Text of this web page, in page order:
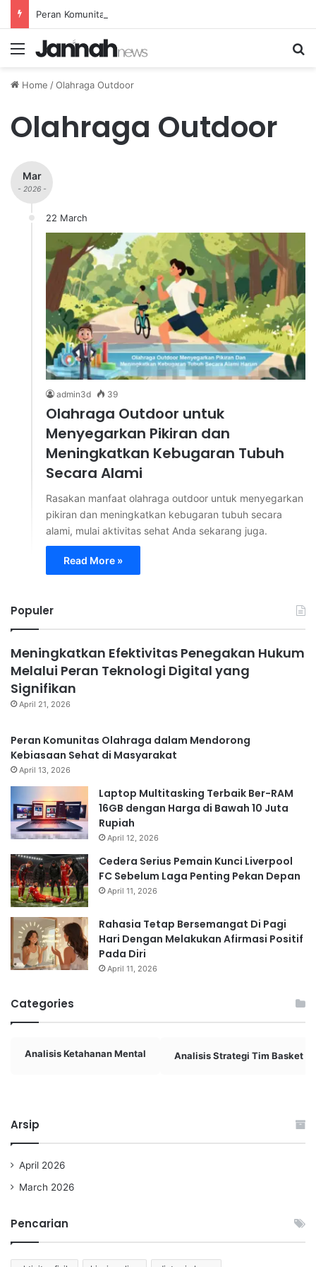
Menu
Home /Olahraga Outdoor
Olahraga Outdoor
Mar
- 2026 -
22 March
admin3d 39
Olahraga Outdoor untuk
Menyegarkan Pikiran dan
Meningkatkan Kebugaran Tubuh
Secara Alami
Rasakan manfaat olahraga outdoor untuk menyegarkan
pikiran dan meningkatkan kebugaran tubuh secara
alami, mulai aktivitas sehat Anda sekarang juga.
Read More »
Populer
Meningkatkan Efektivitas Penegakan Hukum
Melalui Peran Teknologi Digital yang
Signifikan
April 21, 2026
Peran Komunitas Olahraga dalam Mendorong
Kebiasaan Sehat di Masyarakat
April 13, 2026
Laptop Multitasking Terbaik Ber-RAM
16GB dengan Harga di Bawah 10 Juta
Rupiah
April 12, 2026
Cedera Serius Pemain Kunci Liverpool
FC Sebelum Laga Penting Pekan Depan
April 11, 2026
Rahasia Tetap Bersemangat Di Pagi
Hari Dengan Melakukan Afirmasi Positif
Pada Diri
April 11, 2026
Categories
Analisis Ketahanan Mental Analisis Strategi Tim Basket
Arsip
April 2026
March 2026
Pencarian